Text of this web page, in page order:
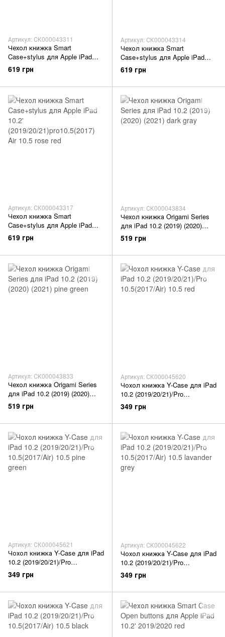
Артикул: СК000043311
Чехол книжка Smart
Case+stylus для Apple iPad
10.2' (2019/20/21)pro10.5(2017)
Air 10.5 mint
619 грн
Артикул: СК000043314
Чехол книжка Smart
Case+stylus для Apple iPad
10.2' (2019/20/21)pro10.5(2017)
Air 10.5 pine green
619 грн
Артикул: СК000043317
Чехол книжка Smart
Case+stylus для Apple iPad
10.2' (2019/20/21)pro10.5(2017)
Air 10.5 rose red
619 грн
Артикул: СК000043834
Чехол книжка Origami Series
для iPad 10.2 (2019) (2020)
(2021) dark gray
519 грн
Артикул: СК000043833
Чехол книжка Origami Series
для iPad 10.2 (2019) (2020)
(2021) pine green
519 грн
Артикул: СК000045620
Чохол книжка Y-Case для iPad
10.2 (2019/20/21)/Pro
10.5(2017/Air) 10.5 red
349 грн
Артикул: СК000045621
Чохол книжка Y-Case для iPad
10.2 (2019/20/21)/Pro
10.5(2017/Air) 10.5 pine green
349 грн
Артикул: СК000045622
Чохол книжка Y-Case для iPad
10.2 (2019/20/21)/Pro
10.5(2017/Air) 10.5 lavander grey
349 грн